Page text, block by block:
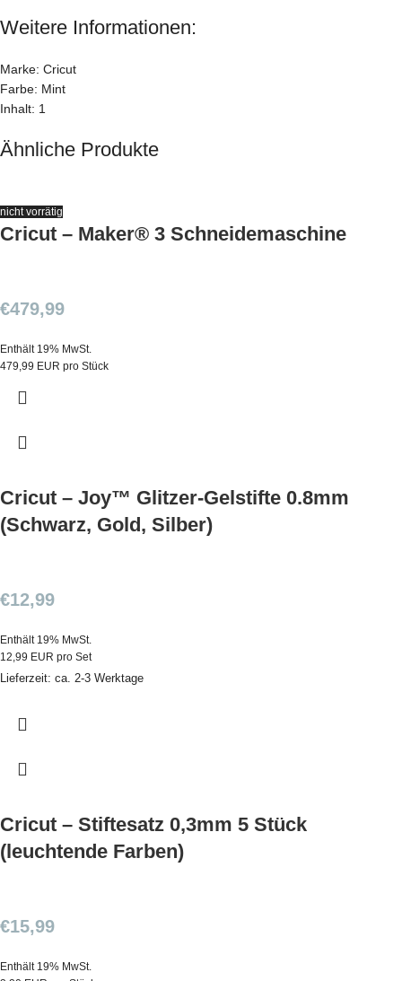
Weitere Informationen:
Marke: Cricut
Farbe: Mint
Inhalt: 1
Ähnliche Produkte
nicht vorrätig
Cricut – Maker® 3 Schneidemaschine
€479,99
Enthält 19% MwSt.
479,99 EUR pro Stück
Cricut – Joy™ Glitzer-Gelstifte 0.8mm
(Schwarz, Gold, Silber)
€12,99
Enthält 19% MwSt.
12,99 EUR pro Set
Lieferzeit: ca. 2-3 Werktage
Cricut – Stiftesatz 0,3mm 5 Stück
(leuchtende Farben)
€15,99
Enthält 19% MwSt.